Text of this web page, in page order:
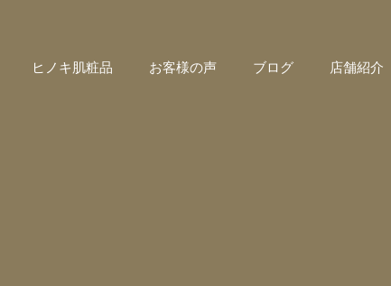
ヒノキ肌粧品 お客様の声 ブログ 店舗紹介